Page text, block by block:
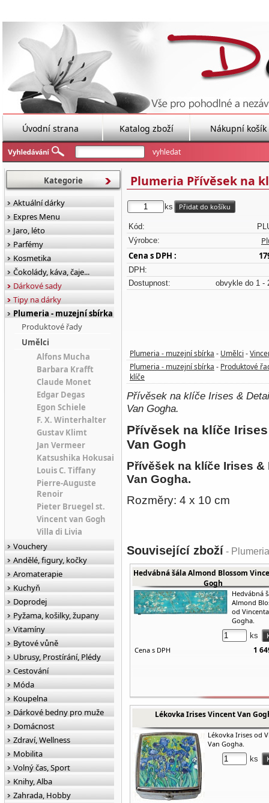
Úvodní strana Katalog zboží Nákupní košík
Plumeria Přívěsek na
ks
Kód:
Výrobce:
Cena s DPH :
DPH:
Dostupnost:
obvykle do 1 -
Plumeria - muzejní sbírka - Umělci -
Plumeria - muzejní sbírka - Produktové
klíče
Přívěsek na klíče Irises &
Van Gogha.
Přívěsek na klíče
Van Gogh
Přívěšek na klíče Irises
Van Gogha.
Rozměry: 4 x 10 cm
Související zboží -
Hedvábná šála Almond Blossom
Gogh
Hedvábná
Almond
od
Gogha.
ks
Cena s DPH
1
Lékovka Irises Vincent Van
Lékovka Irises od
Van Gogha.
ks
Kategorie
Aktuální dárky
Expres Menu
Jaro, léto
Parfémy
Kosmetika
Čokolády, káva, čaje...
Dárkové sady
Tipy na dárky
Plumeria - muzejní sbírka
Produktové řady
Umělci
Alfons Mucha
Barbara Krafft
Claude Monet
Edgar Degas
Egon Schiele
F. X. Winterhalter
Gustav Klimt
Jan Vermeer
Katsushika Hokusai
Louis C. Tiffany
Pierre-Auguste
Renoir
Pieter Bruegel st.
Vincent van Gogh
Villa di Livia
Vouchery
Andělé, figury, kočky
Aromaterapie
Kuchyň
Doprodej
Pyžama, košilky, župany
Vitamíny
Bytové vůně
Ubrusy, Prostírání, Plédy
Cestování
Móda
Koupelna
Dárkové bedny pro muže
Domácnost
Zdraví, Wellness
Mobilita
Volný čas, Sport
Knihy, Alba
Zahrada, Hobby